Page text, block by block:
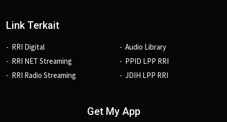
Link Terkait
RRI Digital
RRI NET Streaming
RRI Radio Streaming
Audio Library
PPID LPP RRI
JDIH LPP RRI
Get My App